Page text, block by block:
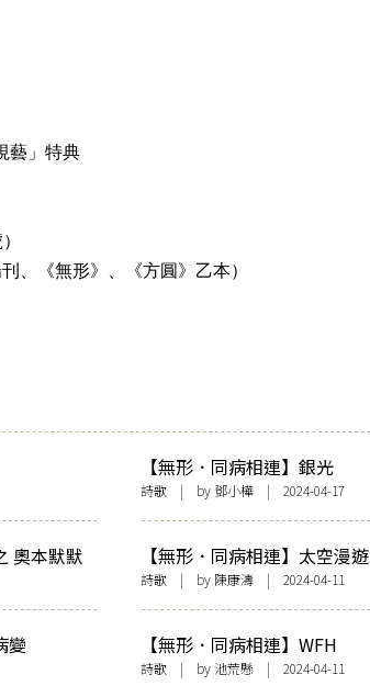
藝」特典
、《無形》、《方圓》乙本）
【無形．同病相連】銀光
詩歌 | by鄧小樺 | 2024-04-17
奧本默默
【無形．同病相連】太空漫遊
詩歌 | by 陳康濤 | 2024-04-11
變 【無形．同病相連】WFH
詩歌 | by 池荒懸 | 2024-04-11